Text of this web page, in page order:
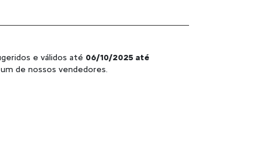
e válidos até 06/10/2025 até
de nossos vendedores.